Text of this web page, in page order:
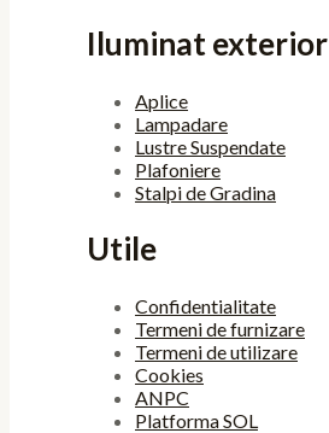
Iluminat exterior
Aplice
Lampadare
Lustre Suspendate
Plafoniere
Stalpi de Gradina
Utile
Confidentialitate
Termeni de furnizare
Termeni de utilizare
Cookies
ANPC
Platforma SOL